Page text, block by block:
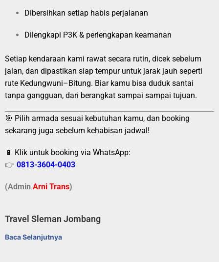
Dibersihkan setiap habis perjalanan
Dilengkapi P3K & perlengkapan keamanan
Setiap kendaraan kami rawat secara rutin, dicek sebelum
jalan, dan dipastikan siap tempur untuk jarak jauh seperti
rute Kedungwuni–Bitung. Biar kamu bisa duduk santai
tanpa gangguan, dari berangkat sampai sampai tujuan.
🎯 Pilih armada sesuai kebutuhan kamu, dan booking
sekarang juga sebelum kehabisan jadwal!
📱 Klik untuk booking via WhatsApp:
👉 0813-3604-0403
(Admin Arni Trans)
Travel Sleman Jombang
Baca Selanjutnya